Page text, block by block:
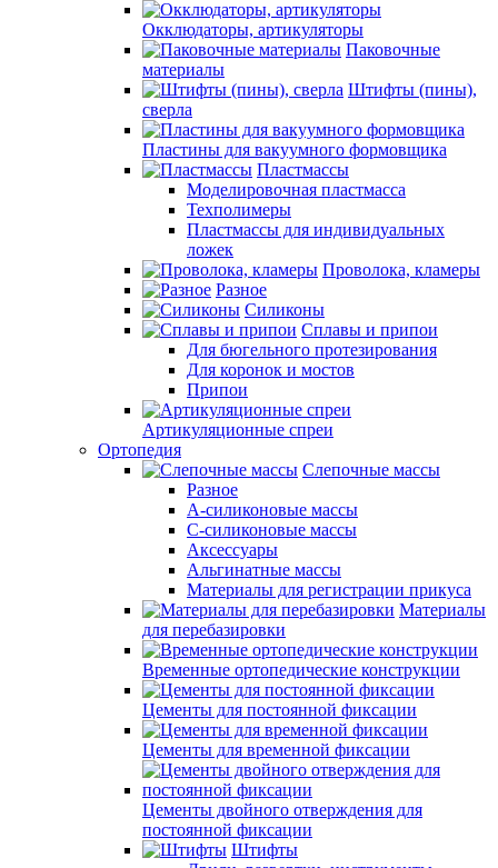
Окклюдаторы, артикуляторы
Паковочные
материалы
Штифты (пины),
сверла
Пластины для вакуумного формовщика
Пластмассы
Моделировочная пластмасса
Техполимеры
Пластмассы для индивидуальных
ложек
Проволока, кламеры
Разное
Силиконы
Сплавы и припои
Для бюгельного протезирования
Для коронок и мостов
Припои
Артикуляционные спреи
Ортопедия
Слепочные массы
Разное
А-силиконовые массы
С-силиконовые массы
Аксессуары
Альгинатные массы
Материалы для регистрации прикуса
Материалы
для перебазировки
Временные ортопедические конструкции
Цементы для постоянной фиксации
Цементы для временной фиксации
Цементы двойного отверждения для
постоянной фиксации
Штифты